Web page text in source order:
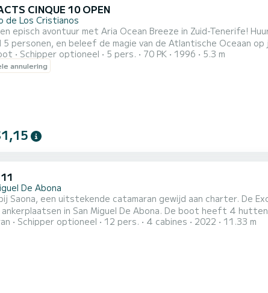
CINQUE 10 OPEN
de Los Cristianos
episch avontuur met Aria Ocean Breeze in Zuid-Tenerife!
en beleef de magie van de Atlantische Oceaan op jouw manier. Met of zonder
vrij rond of laat je leiden door een ervaren schipper van Aria Ocean
Schipper optioneel 5 pers. 70 PK 1996 5.3 m
annulering
De Abona
Saona, een uitstekende catamaran gewijd aan charter. De
San Miguel De Abona. De boot heeft 4 hutten met alle comfort en een capaciteit van 8 personen. Met
lengte van 11 meter is dit uw beste bondgenoot voor een
Schipper optioneel 12 pers. 4 cabines 2022 11.33 m